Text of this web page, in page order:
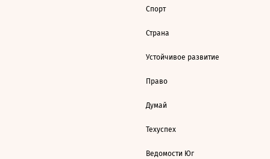
Спорт
Страна
Устойчивое развитие
Право
Думай
Техуспех
Ведомости Юг